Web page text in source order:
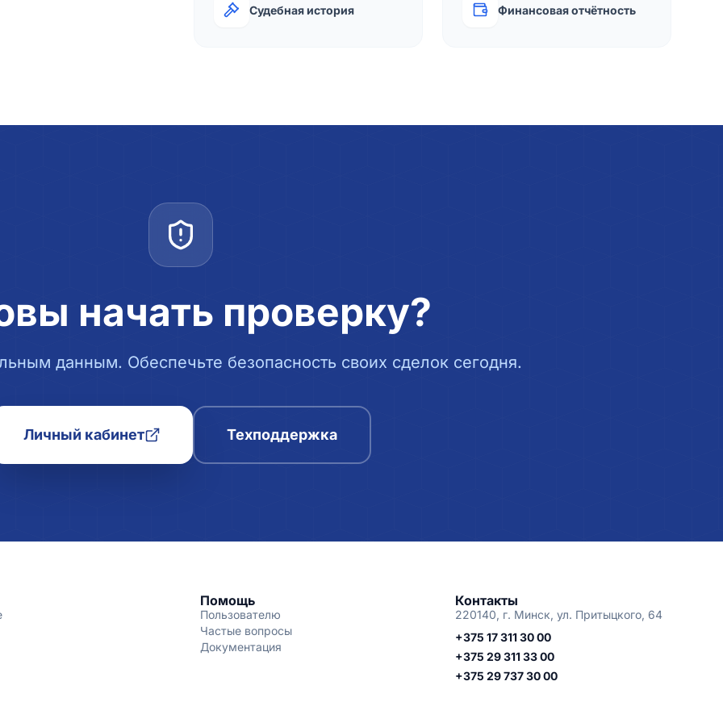
Судебная история Финансовая отчётность
начать проверку?
данным. Обеспечьте безопасность своих сделок сегодня.
Личный кабинет Техподдержка
Помощь
Пользователю
Частые вопросы
Документация
Контакты
220140, г. Минск, ул. Притыцкого, 64
+375 17 311 30 00
+375 29 311 33 00
+375 29 737 30 00